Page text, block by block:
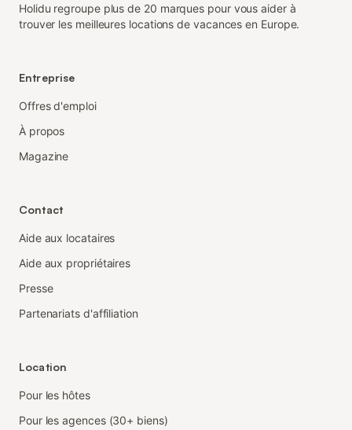
Holidu regroupe plus de 20 marques pour vous aider à
trouver les meilleures locations de vacances en Europe.
Entreprise
Offres d'emploi
À propos
Magazine
Contact
Aide aux locataires
Aide aux propriétaires
Presse
Partenariats d'affiliation
Location
Pour les hôtes
Pour les agences (30+ biens)